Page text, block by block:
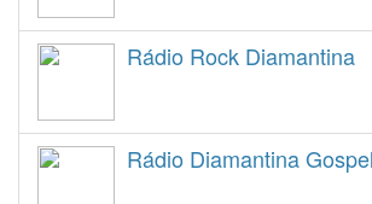
Rádio Rock Diamantina
Rádio Diamantina